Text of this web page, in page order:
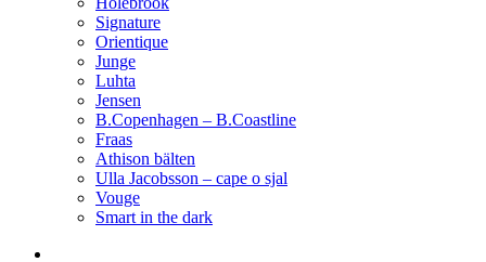
Signature
Orientique
Junge
Luhta
Jensen
B.Copenhagen – B.Coastline
Fraas
Athison bälten
Ulla Jacobsson – cape o sjal
Vouge
Smart in the dark